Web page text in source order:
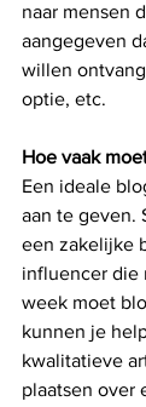
naar mensen
aangegeven
willen
optie, etc.
Hoe vaak
Een ideale
aan te geven.
een zakelijke
influencer die
week moet
kunnen je
kwalitatieve
plaatsen over